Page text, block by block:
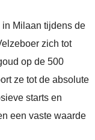
Milaan tijdens de
zich tot
op de 500
ze tot de absolute
starts en
een vaste waarde